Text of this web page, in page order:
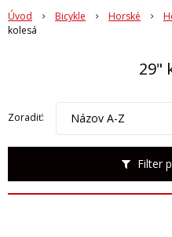
Úvod Bicykle Horské
kolesá
29"
Filter
Zoradiť: Názov A-Z